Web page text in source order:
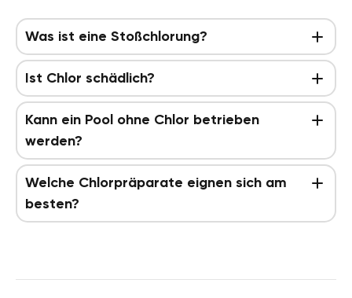
Was ist eine Stoßchlorung?
Ist Chlor schädlich?
Kann ein Pool ohne Chlor betrieben
werden?
Welche Chlorpräparate eignen sich am
besten?